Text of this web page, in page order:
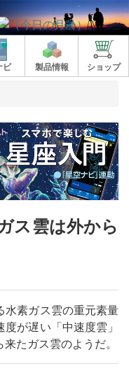
ビ 製品情報 ショップ
ス雲は外から
水素ガス雲の重元素量
が遅い「中速度雲」
たガス雲のようだ。